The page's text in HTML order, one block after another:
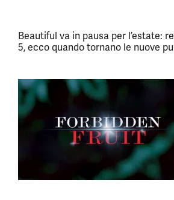
Beautiful va in pausa per l’estate:
5, ecco quando tornano le nuove